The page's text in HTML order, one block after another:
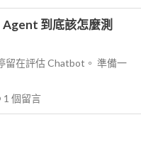
到底該怎麼測
留在評估 Chatbot。 準備一
1 個留言